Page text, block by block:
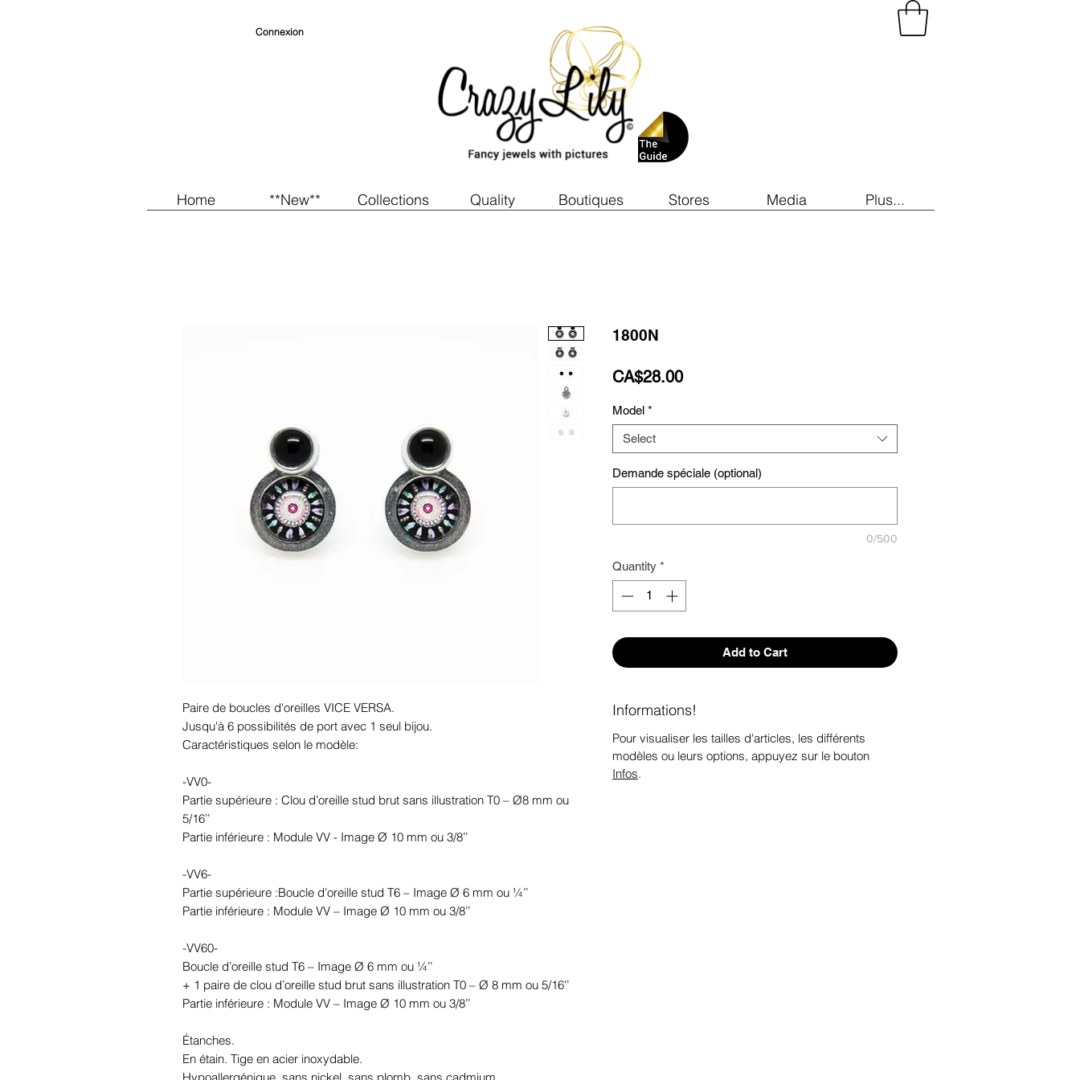
Home **New** Collections Quality Boutiques Stores Media Plus...
Connexion
Paire de boucles d'oreilles VICE VERSA.
Jusqu'à 6 possibilités de port avec 1 seul bijou.
Caractéristiques selon le modèle:
-VV0-
Partie supérieure : Clou d’oreille stud brut sans illustration T0 – Ø8 mm ou
5/16’’
Partie inférieure : Module VV - Image Ø 10 mm ou 3/8’’
-VV6-
Partie supérieure :Boucle d’oreille stud T6 – Image Ø 6 mm ou ¼’’
Partie inférieure : Module VV – Image Ø 10 mm ou 3/8’’
-VV60-
Boucle d’oreille stud T6 – Image Ø 6 mm ou ¼’’
+ 1 paire de clou d’oreille stud brut sans illustration T0 – Ø 8 mm ou 5/16’’
Partie inférieure : Module VV – Image Ø 10 mm ou 3/8’’
Étanches.
En étain. Tige en acier inoxydable.
1800N
CA$28.00Price
Model *
Select
Demande spéciale (optional)
0/500
Quantity *
Add to Cart
Informations!
Pour visualiser les tailles d'articles, les différents
modèles ou leurs options, appuyez sur le bouton
Infos.